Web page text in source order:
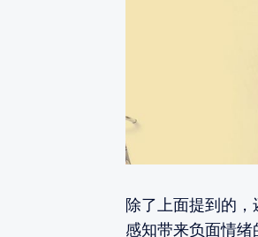
除了上面提到的
感知带来负面情